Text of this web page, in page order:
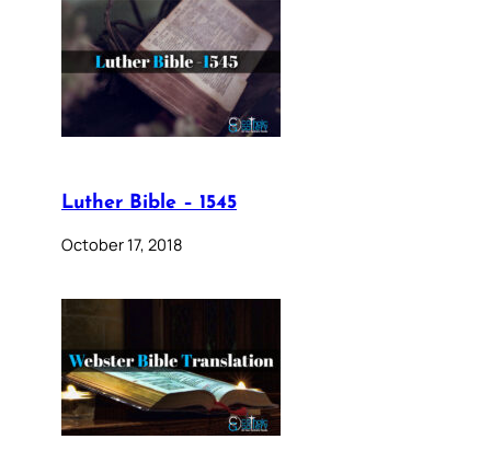
Luther Bible – 1545
October 17, 2018